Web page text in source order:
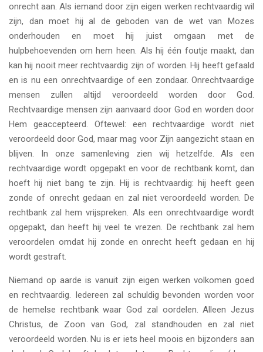
onrecht aan. Als iemand door zijn eigen werken rechtvaardig wil
zijn, dan moet hij al de geboden van de wet van Mozes
onderhouden en moet hij juist omgaan met de
hulpbehoevenden om hem heen. Als hij één foutje maakt, dan
kan hij nooit meer rechtvaardig zijn of worden. Hij heeft gefaald
en is nu een onrechtvaardige of een zondaar. Onrechtvaardige
mensen zullen altijd veroordeeld worden door God.
Rechtvaardige mensen zijn aanvaard door God en worden door
Hem geaccepteerd. Oftewel: een rechtvaardige wordt niet
veroordeeld door God, maar mag voor Zijn aangezicht staan en
blijven. In onze samenleving zien wij hetzelfde. Als een
rechtvaardige wordt opgepakt en voor de rechtbank komt, dan
hoeft hij niet bang te zijn. Hij is rechtvaardig: hij heeft geen
zonde of onrecht gedaan en zal niet veroordeeld worden. De
rechtbank zal hem vrijspreken. Als een onrechtvaardige wordt
opgepakt, dan heeft hij veel te vrezen. De rechtbank zal hem
veroordelen omdat hij zonde en onrecht heeft gedaan en hij
wordt gestraft.
Niemand op aarde is vanuit zijn eigen werken volkomen goed
en rechtvaardig. Iedereen zal schuldig bevonden worden voor
de hemelse rechtbank waar God zal oordelen. Alleen Jezus
Christus, de Zoon van God, zal standhouden en zal niet
veroordeeld worden. Nu is er iets heel moois en bijzonders aan